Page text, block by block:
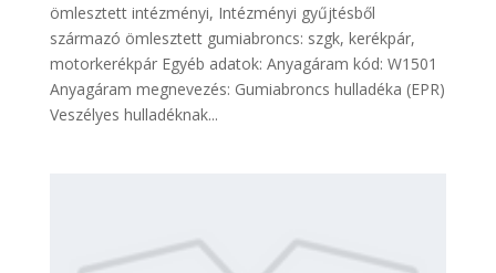
ömlesztett intézményi, Intézményi gyűjtésből
származó ömlesztett gumiabroncs: szgk, kerékpár,
motorkerékpár Egyéb adatok: Anyagáram kód: W1501
Anyagáram megnevezés: Gumiabroncs hulladéka (EPR)
Veszélyes hulladéknak...